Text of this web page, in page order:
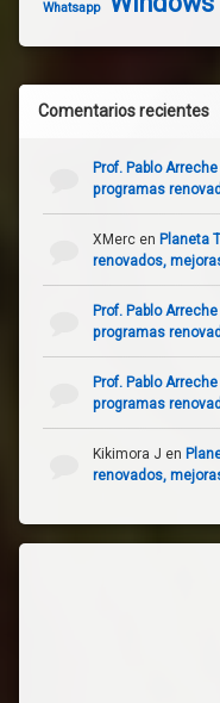
Whatsapp
Comentarios recientes
Prof. Pablo Arreche
programas
XMercen Planeta
renovados,
Prof. Pablo Arreche
programas
Prof. Pablo Arreche
programas
Kikimora J en
renovados,